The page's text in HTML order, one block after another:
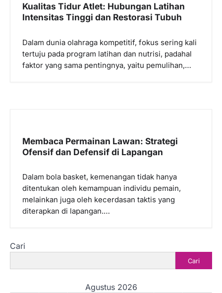
Kualitas Tidur Atlet: Hubungan Latihan
Intensitas Tinggi dan Restorasi Tubuh
Dalam dunia olahraga kompetitif, fokus sering kali
tertuju pada program latihan dan nutrisi, padahal
faktor yang sama pentingnya, yaitu pemulihan,…
Membaca Permainan Lawan: Strategi
Ofensif dan Defensif di Lapangan
Dalam bola basket, kemenangan tidak hanya
ditentukan oleh kemampuan individu pemain,
melainkan juga oleh kecerdasan taktis yang
diterapkan di lapangan.…
Cari
Cari
Agustus 2026